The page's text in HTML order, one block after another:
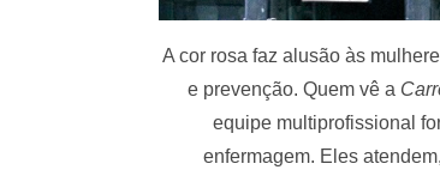
A cor rosa faz alusão às
e prevenção. Quem vê a
equipe multiprofissional
enfermagem. Eles